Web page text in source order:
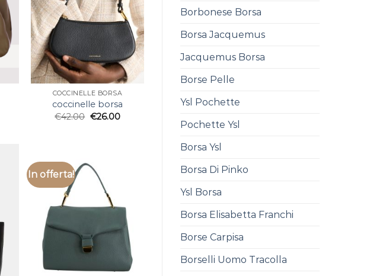
Borbonese Borsa
Borsa Jacquemus
Jacquemus Borsa
Borse Pelle
Ysl Pochette
Pochette Ysl
Borsa Ysl
Borsa Di Pinko
Ysl Borsa
Borsa Elisabetta Franchi
Borse Carpisa
Borselli Uomo Tracolla
COCCINELLE BORSA
coccinelle borsa
€42.00 €26.00
In offerta!